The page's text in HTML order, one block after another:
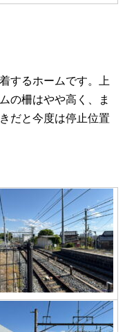
するホームです。上
の柵はやや高く、ま
だと今度は停止位置